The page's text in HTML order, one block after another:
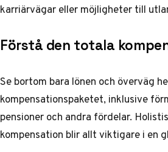
karriärvägar eller möjligheter till
Förstå den totala
Se bortom bara lönen och överväg
kompensationspaketet, inklusive
pensioner och andra fördelar.
kompensation blir allt viktigare i en